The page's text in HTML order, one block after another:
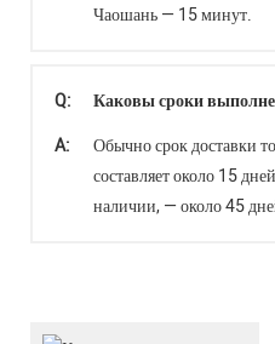
Чаошань — 15 минут.
Q:
Каковы сроки
A:
Обычно срок доставки
составляет около 15
наличии, — около 45